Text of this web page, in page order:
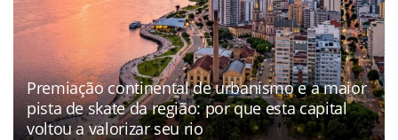
Premiação continental de urbanismo e a maior
pista de skate da região: por que esta capital
voltou a valorizar seu rio